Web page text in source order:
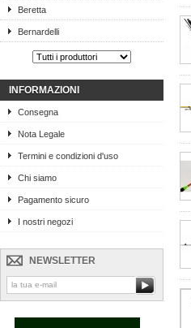
Beretta
Bernardelli
INFORMAZIONI
Consegna
Nota Legale
Termini e condizioni d'uso
Chi siamo
Pagamento sicuro
I nostri negozi
NEWSLETTER